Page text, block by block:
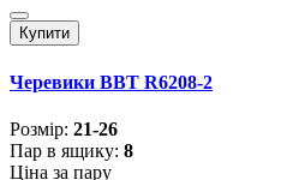
Купити
Черевики BBT R6208-2
Розмiр: 21-26
Пар в ящику: 8
Ціна за пару